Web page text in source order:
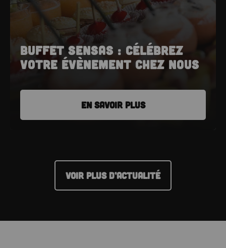
Buffet SENSAS : Célébrez
votre évènement chez nous
EN SAVOIR PLUS
VOIR PLUS D’ACTUALITÉ